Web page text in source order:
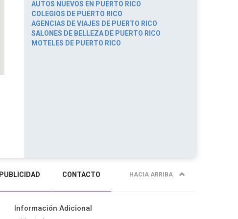
AUTOS NUEVOS EN PUERTO RICO
COLEGIOS DE PUERTO RICO
AGENCIAS DE VIAJES DE PUERTO RICO
SALONES DE BELLEZA DE PUERTO RICO
MOTELES DE PUERTO RICO
PUBLICIDAD CONTACTO HACIA ARRIBA
Información Adicional